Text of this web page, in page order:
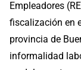
Empleadores
fiscalización en
provincia de
informalidad